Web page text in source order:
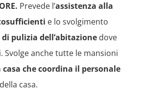
Prevede l’assistenza alla
e lo svolgimento
pulizia dell’abitazionedove
Svolge anche tutte le mansioni
che coordina il personale
casa.